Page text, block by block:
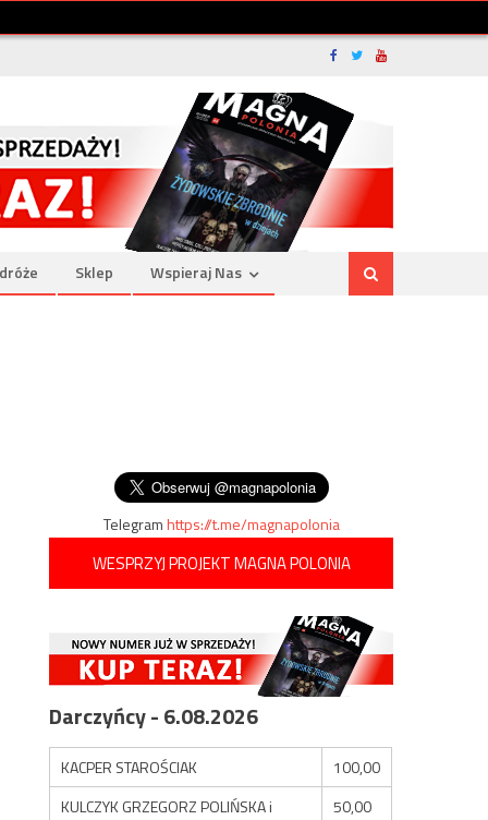
Sklep Wspieraj Nas
Telegramhttps://t.me/magnapolonia
WESPRZYJ PROJEKT MAGNA POLONIA
Darczyńcy - 6.08.2026
KACPER STAROŚCIAK
100,00
KULCZYK GRZEGORZ POLIŃSKA i
50,00